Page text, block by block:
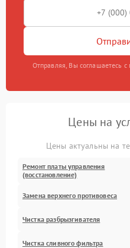
Отправляя, Вы соглашаетесь
Цены на
Цены актуальны на
Ремонт платы управления
(восстановление)
Замена верхнего противовеса
Чистка разбрызгивателя
Чистка сливного фильтра